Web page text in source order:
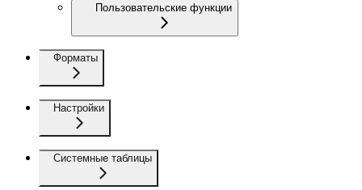
Пользовательские функции
Форматы
Настройки
Системные таблицы